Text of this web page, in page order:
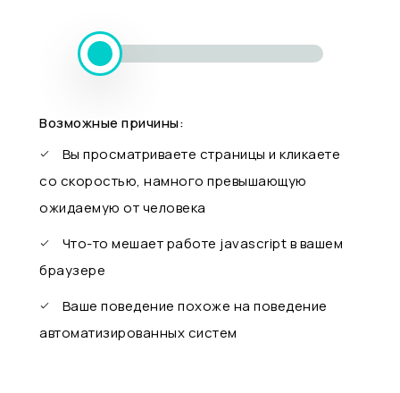
Возможные причины:
Вы просматриваете страницы и кликаете
со скоростью, намного превышающую
ожидаемую от человека
Что-то мешает работе javascript в вашем
браузере
Ваше поведение похоже на поведение
автоматизированных систем